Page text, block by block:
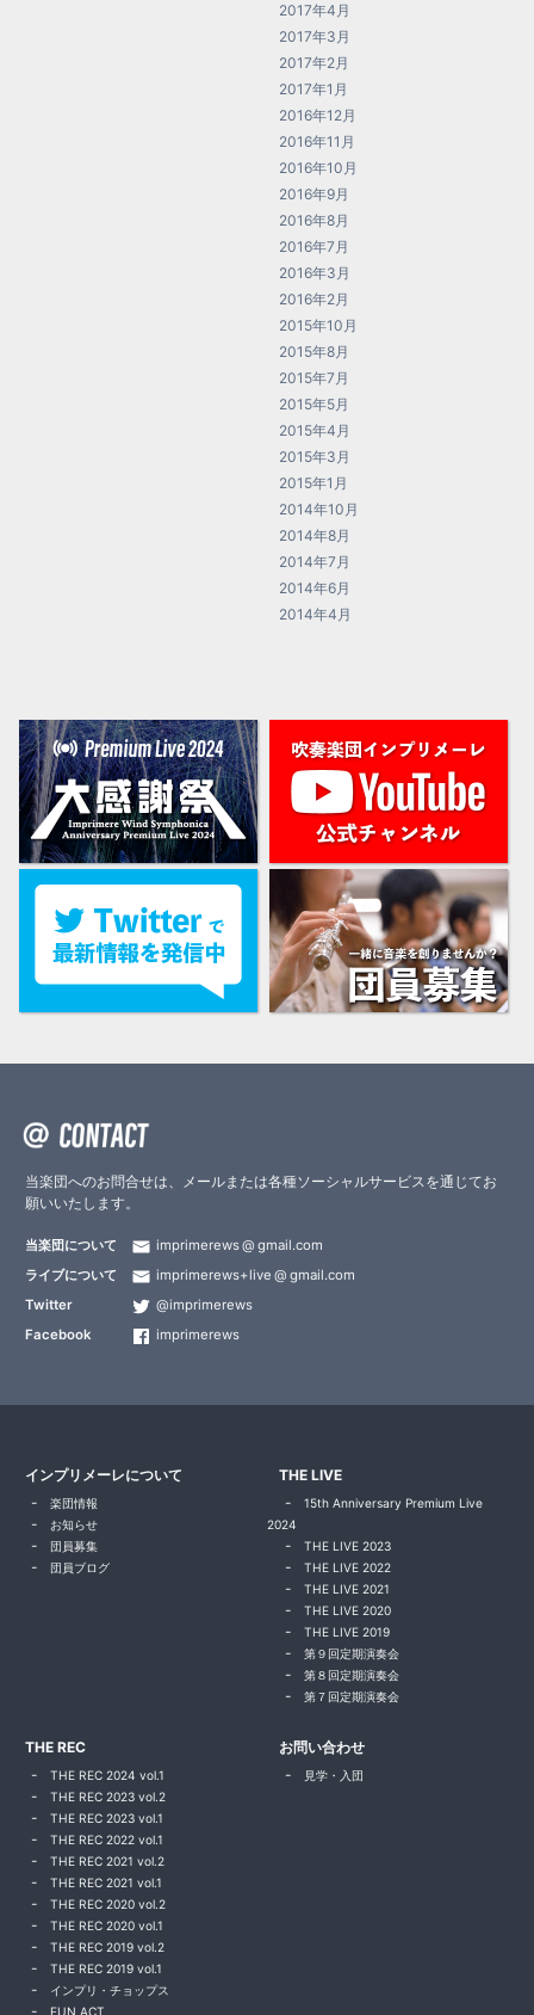
2017年4月
2017年3月
2017年2月
2017年1月
2016年12月
2016年11月
2016年10月
2016年9月
2016年8月
2016年7月
2016年3月
2016年2月
2015年10月
2015年8月
2015年7月
2015年5月
2015年4月
2015年3月
2015年1月
2014年10月
2014年8月
2014年7月
2014年6月
2014年4月
当楽団へのお問合せは、メールまたは各種ソーシャルサービスを通じてお
願いいたします。
当楽団について imprimerews
gmail.com
ライブについて
imprimerews+live
gmail.com
Twitter
@imprimerews
Facebook
imprimerews
インプリメーレについて
楽団情報
お知らせ
団員募集
団員ブログ
THE LIVE
15th Anniversary Premium Live
2024
THE LIVE 2023
THE LIVE 2022
THE LIVE 2021
THE LIVE 2020
THE LIVE 2019
第９回定期演奏会
第８回定期演奏会
第７回定期演奏会
THE REC
THE REC 2024 vol.1
THE REC 2023 vol.2
THE REC 2023 vol.1
THE REC 2022 vol.1
THE REC 2021 vol.2
THE REC 2021 vol.1
THE REC 2020 vol.2
THE REC 2020 vol.1
THE REC 2019 vol.2
THE REC 2019 vol.1
インプリ・チョップス
FUN ACT
お問い合わせ
見学・入団